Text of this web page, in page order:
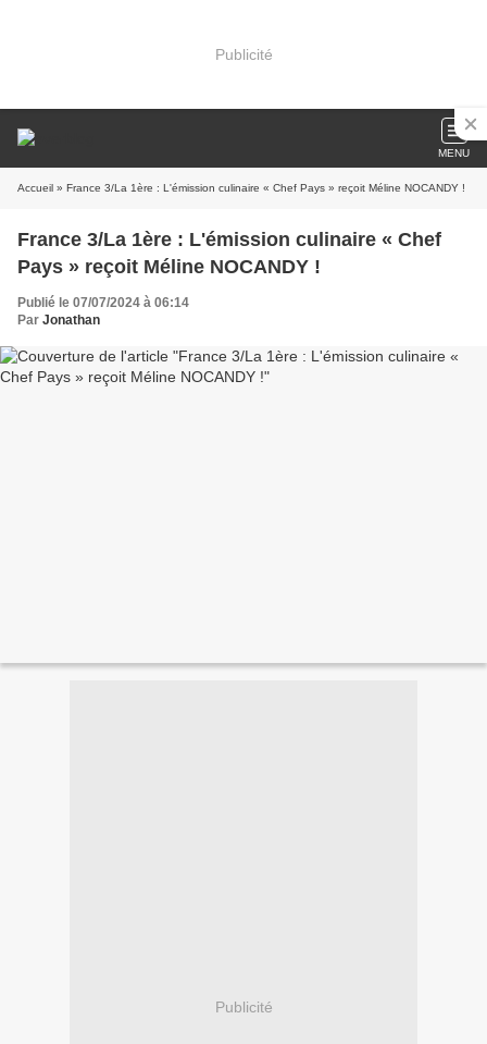
Publicité
MENU
Accueil » France 3/La 1ère : L'émission culinaire « Chef Pays » reçoit Méline NOCANDY !
France 3/La 1ère : L'émission culinaire « Chef
Pays » reçoit Méline NOCANDY !
Publié le 07/07/2024 à 06:14
Par Jonathan
Publicité